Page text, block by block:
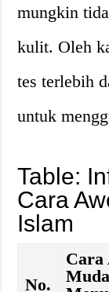
mungkin
kulit. Oleh
tes terlebih
untuk
Table:
Cara
Islam
No.
Cara
Muda